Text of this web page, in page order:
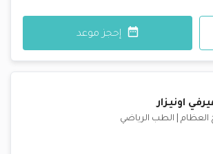
إحجز موعد
اونيزار
العظام الطب الرياضي